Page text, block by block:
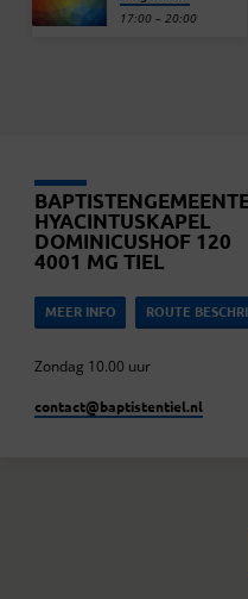
17:00 – 20:00
HYACINTUSKAPEL
DOMINICUSHOF 120
4001 MG TIEL
MEER INFO ROUTE
Zondag 10.00 uur
contact​@baptistentiel.nl